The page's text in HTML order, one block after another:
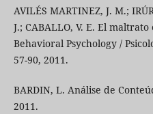
AVILÉS MARTINEZ, J. M.;
J.; CABALLO, V. E. El
Behavioral Psychology /
57-90, 2011.
BARDIN, L. Análise de
2011.